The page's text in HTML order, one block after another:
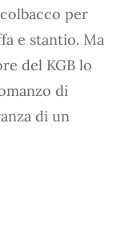
per
e stantio. Ma
del KGB lo
di
di un